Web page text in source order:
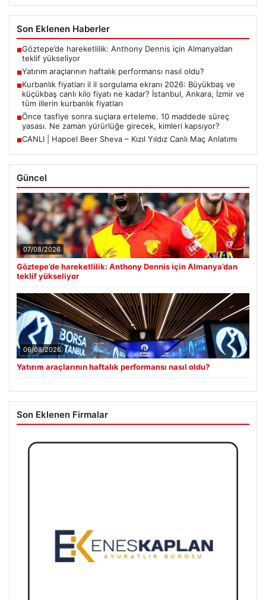
Son Eklenen Haberler
■Göztepe’de hareketlilik: Anthony Dennis için Almanya’dan
teklif yükseliyor
■Yatırım araçlarının haftalık performansı nasıl oldu?
■Kurbanlık fiyatları il il sorgulama ekranı 2026: Büyükbaş ve
küçükbaş canlı kilo fiyatı ne kadar? İstanbul, Ankara, İzmir ve
tüm illerin kurbanlık fiyatları
■Önce tasfiye sonra suçlara erteleme. 10 maddede süreç
yasası. Ne zaman yürürlüğe girecek, kimleri kapsıyor?
■CANLI | Hapoel Beer Sheva – Kızıl Yıldız Canlı Maç Anlatımı
Güncel
07/08/2026
Göztepe’de hareketlilik: Anthony Dennis için Almanya’dan
teklif yükseliyor
06/08/2026
Yatırım araçlarının haftalık performansı nasıl oldu?
Son Eklenen Firmalar